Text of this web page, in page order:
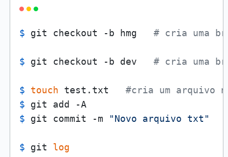
$ git checkout -b hmg # cria uma
$ git checkout -b dev # cria uma
$ touch test.txt #cria um arquivo
$ git add -A
$ git commit -m "Novo arquivo txt"
$ git log